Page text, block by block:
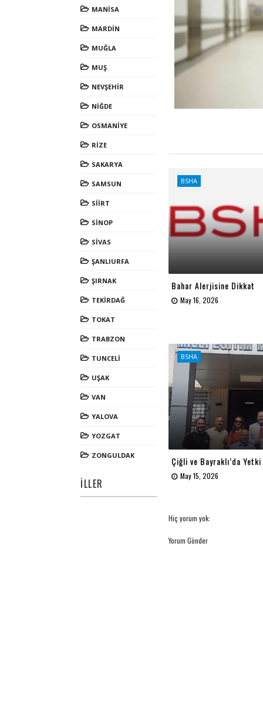
MANİSA
MARDİN
MUĞLA
MUŞ
NEVŞEHİR
NİĞDE
OSMANİYE
RİZE
SAKARYA
SAMSUN
SİİRT
SİNOP
SİVAS
ŞANLIURFA
ŞIRNAK
TEKİRDAĞ
TOKAT
TRABZON
TUNCELİ
UŞAK
VAN
YALOVA
YOZGAT
ZONGULDAK
İLLER
BSHA
Bahar Alerjisine Dikkat
May 16, 2026
BSHA
Çiğli ve Bayraklı’da
May 15, 2026
Hiç yorum yok:
Yorum Gönder